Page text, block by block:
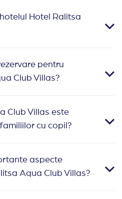
Hotel Ralitsa
pentru
Club Villas?
Club Villas este
cu copil?
aspecte
Aqua Club Villas?